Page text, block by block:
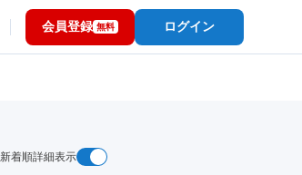
会員登録 無料 ログイン
新着順詳細表示